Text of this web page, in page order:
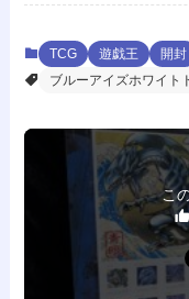
TCG 遊戯王
開封
ブルーアイズホワイト
こ